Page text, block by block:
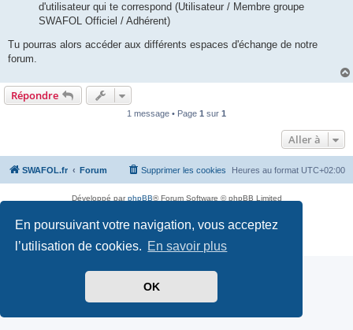
En poursuivant votre navigation, vous acceptez
l’utilisation de cookies. En savoir plus
OK
d'utilisateur qui te correspond (Utilisateur / Membre groupe
SWAFOL Officiel / Adhérent)
Tu pourras alors accéder aux différents espaces d'échange de notre
forum.
Répondre
1 message • Page 1 sur 1
Aller à
SWAFOL.fr Forum Heures au format UTC+02:00
Supprimer les cookies
Développé parphpBB® Forum Software © phpBB Limited
Drapeaux des Pays par Sylver35» V 1.5.0
Confidentialité
Conditions